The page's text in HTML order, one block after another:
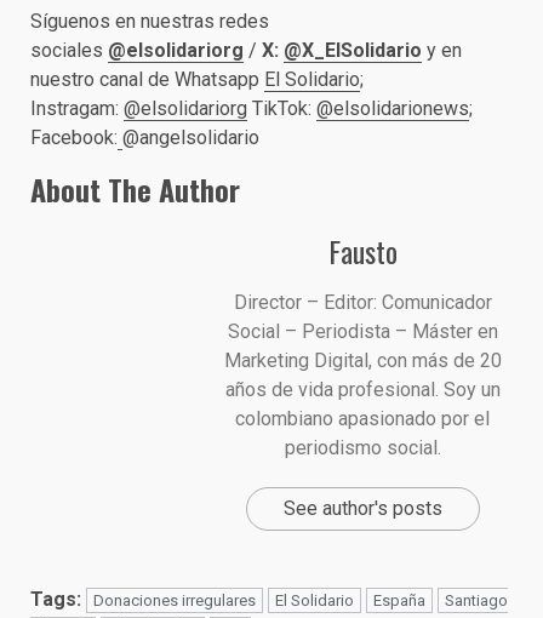
Síguenos en nuestras redes
sociales @elsolidariorg / X: @X_ElSolidario y en
nuestro canal de Whatsapp El Solidario;
Instragam: @elsolidariorg TikTok: @elsolidarionews;
Facebook: @angelsolidario
About The Author
Fausto
Director – Editor: Comunicador
Social – Periodista – Máster en
Marketing Digital, con más de 20
años de vida profesional. Soy un
colombiano apasionado por el
periodismo social.
See author's posts
Tags: Donaciones irregulares El Solidario España
Santiago